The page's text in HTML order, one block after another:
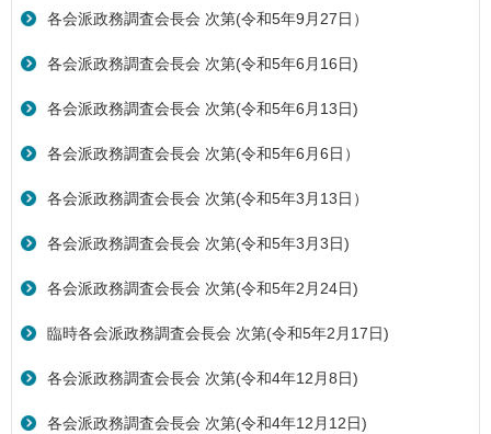
各会派政務調査会長会 次第(令和5年9月27日）
各会派政務調査会長会 次第(令和5年6月16日)
各会派政務調査会長会 次第(令和5年6月13日)
各会派政務調査会長会 次第(令和5年6月6日）
各会派政務調査会長会 次第(令和5年3月13日）
各会派政務調査会長会 次第(令和5年3月3日)
各会派政務調査会長会 次第(令和5年2月24日)
臨時各会派政務調査会長会 次第(令和5年2月17日)
各会派政務調査会長会 次第(令和4年12月8日)
各会派政務調査会長会 次第(令和4年12月12日)